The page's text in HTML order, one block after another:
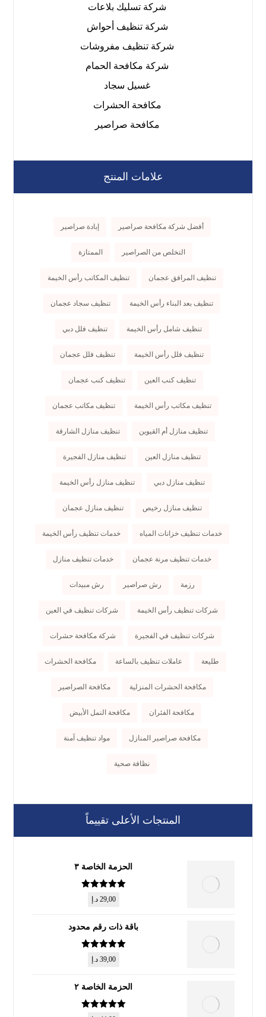
شركة تسليك بلاعات
شركة تنظيف أحواش
شركة تنظيف مفروشات
شركة مكافحة الحمام
غسيل سجاد
مكافحة الحشرات
مكافحة صراصير
علامات المنتج
أفضل شركة مكافحة صراصير إبادة صراصير
التخلص من الصراصير الممتازة
تنظيف المرافق عجمان تنظيف المكاتب رأس الخيمة
تنظيف بعد البناء رأس الخيمة تنظيف سجاد عجمان
تنظيف شامل رأس الخيمة تنظيف فلل دبي
تنظيف فلل رأس الخيمة تنظيف فلل عجمان
تنظيف كنب العين تنظيف كنب عجمان
تنظيف مكاتب رأس الخيمة تنظيف مكاتب عجمان
تنظيف منازل أم القيوين تنظيف منازل الشارقة
تنظيف منازل العين تنظيف منازل الفجيرة
تنظيف منازل دبي تنظيف منازل رأس الخيمة
تنظيف منازل رخيص تنظيف منازل عجمان
خدمات تنظيف خزانات المياه خدمات تنظيف رأس الخيمة
خدمات تنظيف مرنة عجمان خدمات تنظيف منازل
رزمة رش صراصير رش مبيدات
شركات تنظيف رأس الخيمة شركات تنظيف في العين
شركات تنظيف في الفجيرة شركة مكافحة حشرات
طليعة عاملات تنظيف بالساعة مكافحة الحشرات
مكافحة الحشرات المنزلية مكافحة الصراصير
مكافحة الفئران مكافحة النمل الأبيض
مكافحة صراصير المنازل مواد تنظيف آمنة
نظافة صحية
المنتجات الأعلى تقييماً
الحزمة الخاصة ٣
تم التقييم
من 5
29,00 د.إ
باقة ذات رقم محدود
تم التقييم
من 5
39,00 د.إ
الحزمة الخاصة ٢